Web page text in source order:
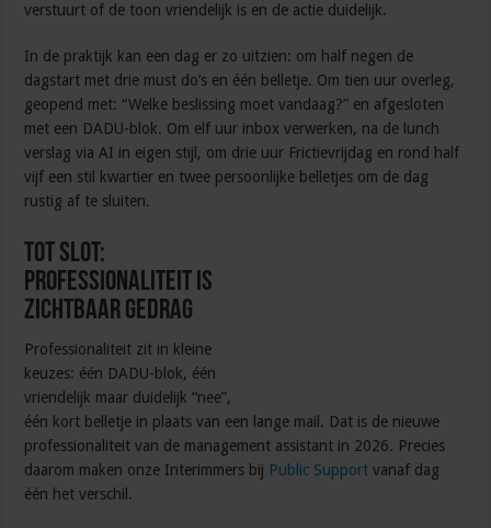
verstuurt of de toon vriendelijk is en de actie duidelijk.
In de praktijk kan een dag er zo uitzien: om half negen de
dagstart met drie must do’s en één belletje. Om tien uur overleg,
geopend met: “Welke beslissing moet vandaag?” en afgesloten
met een DADU-blok. Om elf uur inbox verwerken, na de lunch
verslag via AI in eigen stijl, om drie uur Frictievrijdag en rond half
vijf een stil kwartier en twee persoonlijke belletjes om de dag
rustig af te sluiten.
Tot slot:
professionaliteit is
zichtbaar gedrag
Professionaliteit zit in kleine
keuzes: één DADU-blok, één
vriendelijk maar duidelijk “nee”,
één kort belletje in plaats van een lange mail. Dat is de nieuwe
professionaliteit van de management assistant in 2026. Precies
daarom maken onze Interimmers bij Public Support vanaf dag
één het verschil.